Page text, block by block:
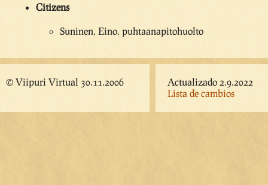
Citizens
Suninen, Eino, puhtaanapitohuolto
© Viipuri Virtual 30.11.2006
Actualizado 2.9.2022
Lista de cambios